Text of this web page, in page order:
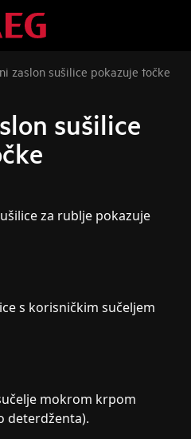
zaslon sušilice pokazuje točke
sušilice
za rublje pokazuje
s korisničkim sučeljem
mokrom krpom
deterdženta).